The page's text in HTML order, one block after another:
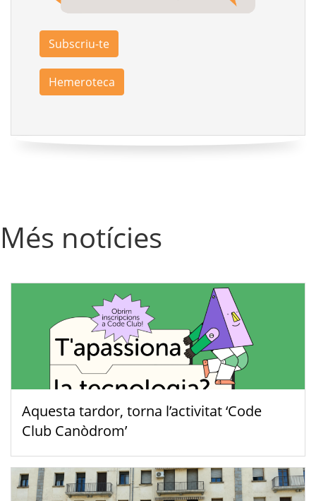
Subscriu-te
Hemeroteca
Més notícies
Aquesta tardor, torna l’activitat ‘Code
Club Canòdrom’